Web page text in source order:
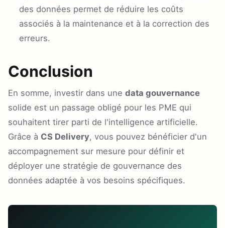
des données permet de réduire les coûts
associés à la maintenance et à la correction des
erreurs.
Conclusion
En somme, investir dans une data gouvernance
solide est un passage obligé pour les PME qui
souhaitent tirer parti de l'intelligence artificielle.
Grâce à CS Delivery, vous pouvez bénéficier d'un
accompagnement sur mesure pour définir et
déployer une stratégie de gouvernance des
données adaptée à vos besoins spécifiques.